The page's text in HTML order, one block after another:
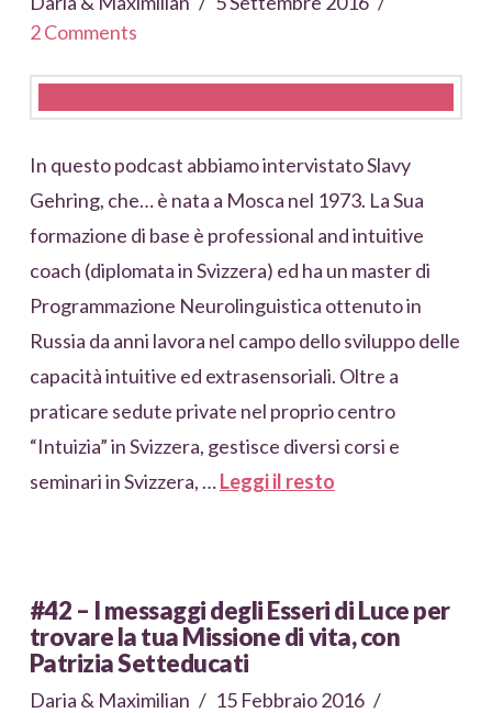
2 Comments
In questo podcast abbiamo intervistato Slavy
Gehring, che… è nata a Mosca nel 1973. La Sua
formazione di base è professional and intuitive
coach (diplomata in Svizzera) ed ha un master di
Programmazione Neurolinguistica ottenuto in
Russia da anni lavora nel campo dello sviluppo delle
capacità intuitive ed extrasensoriali. Oltre a
praticare sedute private nel proprio centro
“Intuizia” in Svizzera, gestisce diversi corsi e
seminari in Svizzera, …Leggi il resto
#42 – I messaggi degli Esseri di Luce per
trovare la tua Missione di vita, con
Patrizia Setteducati
Daria & Maximilian
15 Febbraio 2016